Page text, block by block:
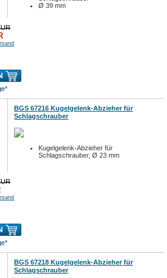
Ø 39 mm
BGS 67216 Kugelgelenk-Abzieher für
Schlagschrauber
Kugelgelenk-Abzieher für
Schlagschrauber, Ø 23 mm
BGS 67218 Kugelgelenk-Abzieher für
Schlagschrauber